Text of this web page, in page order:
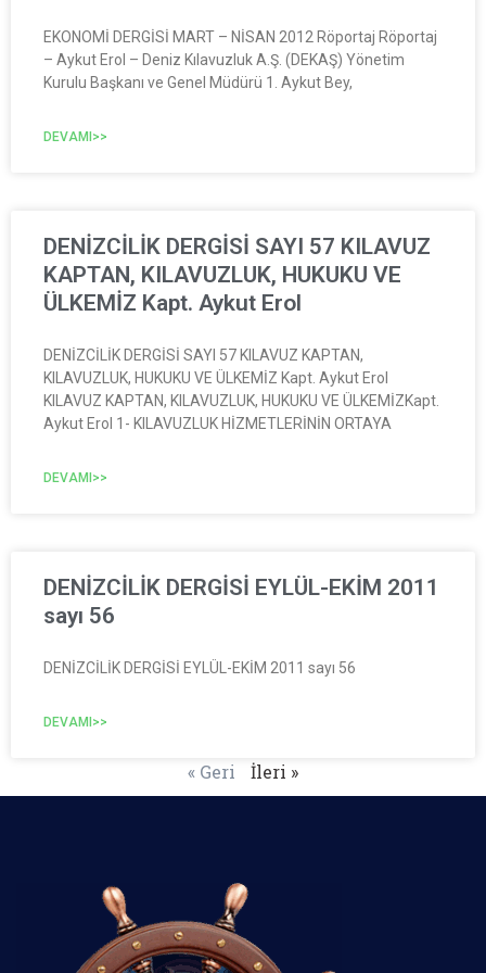
EKONOMİ DERGİSİ MART – NİSAN 2012 Röportaj Röportaj
– Aykut Erol – Deniz Kılavuzluk A.Ş. (DEKAŞ) Yönetim
Kurulu Başkanı ve Genel Müdürü 1. Aykut Bey,
DEVAMI>>
DENİZCİLİK DERGİSİ SAYI 57 KILAVUZ
KAPTAN, KILAVUZLUK, HUKUKU VE
ÜLKEMİZ Kapt. Aykut Erol
DENİZCİLİK DERGİSİ SAYI 57 KILAVUZ KAPTAN,
KILAVUZLUK, HUKUKU VE ÜLKEMİZ Kapt. Aykut Erol
KILAVUZ KAPTAN, KILAVUZLUK, HUKUKU VE ÜLKEMİZKapt.
Aykut Erol 1- KILAVUZLUK HİZMETLERİNİN ORTAYA
DEVAMI>>
DENİZCİLİK DERGİSİ EYLÜL-EKİM 2011
sayı 56
DENİZCİLİK DERGİSİ EYLÜL-EKİM 2011 sayı 56
DEVAMI>>
« Geri İleri »